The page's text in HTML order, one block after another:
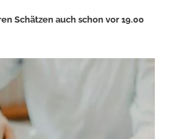
Schätzen auch schon vor 19.00